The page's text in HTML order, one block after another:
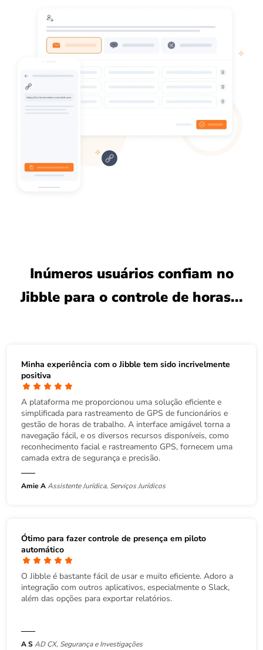
Inúmeros usuários confiam no
Jibble para o controle de horas...
Minha experiência com o Jibble tem sido incrivelmente
positiva
A plataforma me proporcionou uma solução eficiente e
simplificada para rastreamento de GPS de funcionários e
gestão de horas de trabalho. A interface amigável torna a
navegação fácil, e os diversos recursos disponíveis, como
reconhecimento facial e rastreamento GPS, fornecem uma
camada extra de segurança e precisão.
Amie AAssistente Jurídica, Serviços Jurídicos
Ótimo para fazer controle de presença em piloto
automático
O Jibble é bastante fácil de usar e muito eficiente. Adoro a
integração com outros aplicativos, especialmente o Slack,
além das opções para exportar relatórios.
A SAD CX, Segurança e Investigações